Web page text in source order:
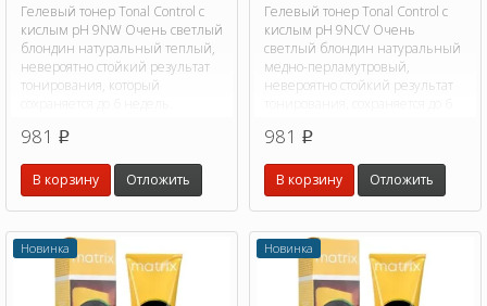
Гелевый тонер Tonal Control с
кислым pH 9NW Очень светлый
блондин натуральный теплый,
невероятно стойкий результат
тонирования, который
981 p
В корзину Отложить
Гелевый тонер Tonal Control с
кислым pH 9NCV Очень
светлый блондин натуральный
медно-перламутровый,
невероятно стойкий результат
981 p
В корзину Отложить
Новинка Новинка